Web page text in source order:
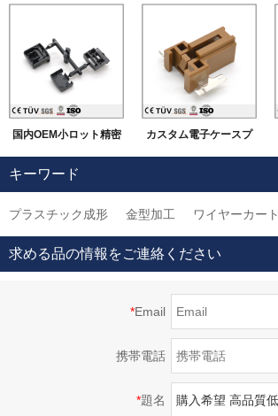
国内OEM小ロット精密
真空鋳造成型製品
カスタム電子ケースプ
射出成型金型の成形サ
キーワード
プラスチック成形 金型加工 ワイヤーカート
求める品の情報をご連絡ください
*Email
携帯電話
*題名